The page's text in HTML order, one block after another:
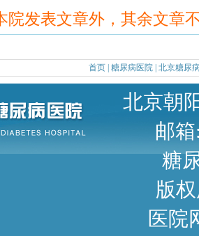
院发表文章外，其余文章
首页 糖尿病医院 北京糖尿
区甜水园东
邮箱
咨询
版
网址： http://